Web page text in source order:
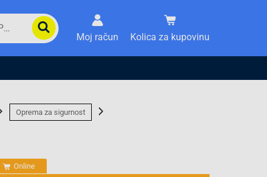
Moj račun Kolica za kupovinu
Oprema za sigurnost
Online